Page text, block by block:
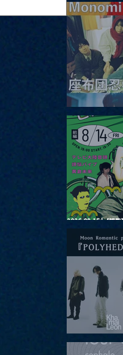
2026.08.12 |【観
2026.08.13 |【観
2026.08.15 |【観
ッシュ⚡️後編』
2026.08.15 |【観覧